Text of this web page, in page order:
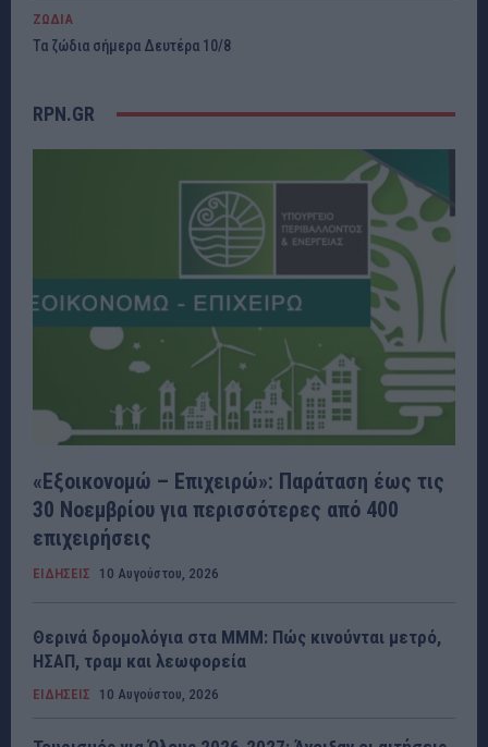
ΖΩΔΙΑ
Τα ζώδια σήμερα Δευτέρα 10/8
RPN.GR
«Εξοικονομώ – Επιχειρώ»: Παράταση έως τις
30 Νοεμβρίου για περισσότερες από 400
επιχειρήσεις
ΕΙΔΗΣΕΙΣ 10 Αυγούστου, 2026
Θερινά δρομολόγια στα ΜΜΜ: Πώς κινούνται μετρό,
ΗΣΑΠ, τραμ και λεωφορεία
ΕΙΔΗΣΕΙΣ 10 Αυγούστου, 2026